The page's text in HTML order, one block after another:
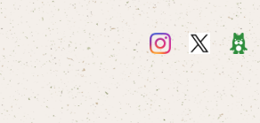
うちわ
マスク